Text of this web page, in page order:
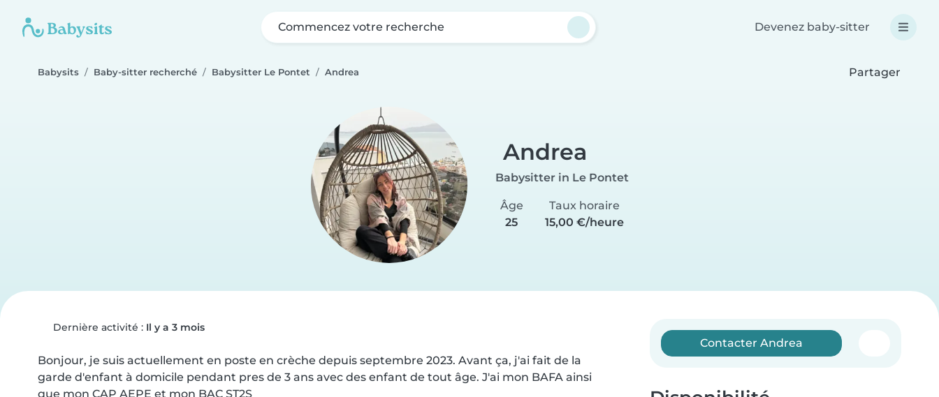
Commencez votre recherche Devenez baby-sitter
Babysits Baby-sitter recherché Babysitter Le Pontet Andrea Partager
Andrea
Babysitter in Le Pontet
Âge
25
Taux horaire
15,00 €/heure
Dernière activité : Il y a 3 mois
Bonjour, je suis actuellement en poste en crèche depuis septembre 2023. Avant ça, j'ai fait de la
garde d'enfant à domicile pendant pres de 3 ans avec des enfant de tout âge. J'ai mon BAFA ainsi
que mon CAP AEPE et mon BAC ST2S
Contacter Andrea